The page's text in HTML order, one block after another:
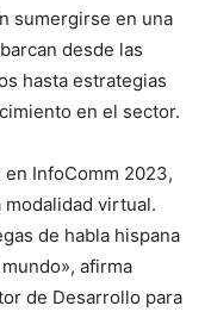
sumergirse en una
desde las
hasta estrategias
en el sector.
InfoComm 2023,
virtual.
de habla hispana
afirma
de Desarrollo para